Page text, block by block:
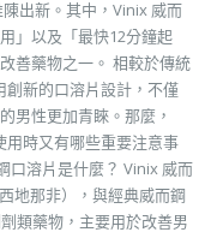
陳出新。其中，Vinix 威而
」以及「最快12分鐘起
善藥物之一。 相較於傳統
創新的口溶片設計，不僅
男性更加青睞。那麼，
時又有哪些重要注意事
口溶片是什麼？ Vinix 威而
地那非），與經典威而鋼
類藥物，主要用於改善男